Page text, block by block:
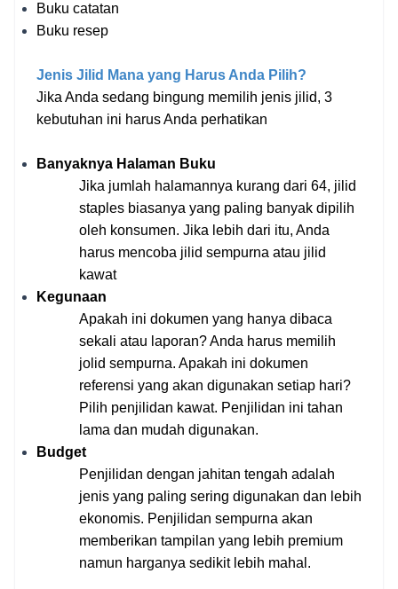
Buku catatan
Buku resep
Jenis Jilid Mana yang Harus Anda Pilih?
Jika Anda sedang bingung memilih jenis jilid, 3
kebutuhan ini harus Anda perhatikan
Banyaknya Halaman Buku
Jika jumlah halamannya kurang dari 64, jilid
staples biasanya yang paling banyak dipilih
oleh konsumen. Jika lebih dari itu, Anda
harus mencoba jilid sempurna atau jilid
kawat
Kegunaan
Apakah ini dokumen yang hanya dibaca
sekali atau laporan? Anda harus memilih
jolid sempurna. Apakah ini dokumen
referensi yang akan digunakan setiap hari?
Pilih penjilidan kawat. Penjilidan ini tahan
lama dan mudah digunakan.
Budget
Penjilidan dengan jahitan tengah adalah
jenis yang paling sering digunakan dan lebih
ekonomis. Penjilidan sempurna akan
memberikan tampilan yang lebih premium
namun harganya sedikit lebih mahal.